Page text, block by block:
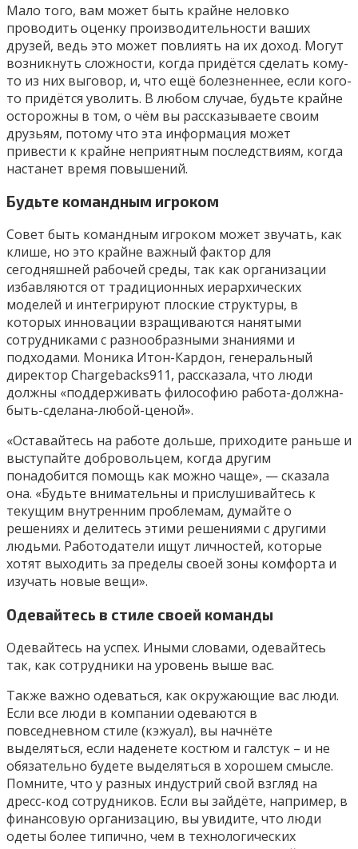
Мало того, вам может быть крайне неловко
проводить оценку производительности ваших
друзей, ведь это может повлиять на их доход. Могут
возникнуть сложности, когда придётся сделать кому-
то из них выговор, и, что ещё болезненнее, если кого-
то придётся уволить. В любом случае, будьте крайне
осторожны в том, о чём вы рассказываете своим
друзьям, потому что эта информация может
привести к крайне неприятным последствиям, когда
настанет время повышений.
Будьте командным игроком
Совет быть командным игроком может звучать, как
клише, но это крайне важный фактор для
сегодняшней рабочей среды, так как организации
избавляются от традиционных иерархических
моделей и интегрируют плоские структуры, в
которых инновации взращиваются нанятыми
сотрудниками с разнообразными знаниями и
подходами. Моника Итон-Кардон, генеральный
директор Chargebacks911, рассказала, что люди
должны «поддерживать философию работа-должна-
быть-сделана-любой-ценой».
«Оставайтесь на работе дольше, приходите раньше и
выступайте добровольцем, когда другим
понадобится помощь как можно чаще», — сказала
она. «Будьте внимательны и прислушивайтесь к
текущим внутренним проблемам, думайте о
решениях и делитесь этими решениями с другими
людьми. Работодатели ищут личностей, которые
хотят выходить за пределы своей зоны комфорта и
изучать новые вещи».
Одевайтесь в стиле своей команды
Одевайтесь на успех. Иными словами, одевайтесь
так, как сотрудники на уровень выше вас.
Также важно одеваться, как окружающие вас люди.
Если все люди в компании одеваются в
повседневном стиле (кэжуал), вы начнёте
выделяться, если наденете костюм и галстук – и не
обязательно будете выделяться в хорошем смысле.
Помните, что у разных индустрий свой взгляд на
дресс-код сотрудников. Если вы зайдёте, например, в
финансовую организацию, вы увидите, что люди
одеты более типично, чем в технологических